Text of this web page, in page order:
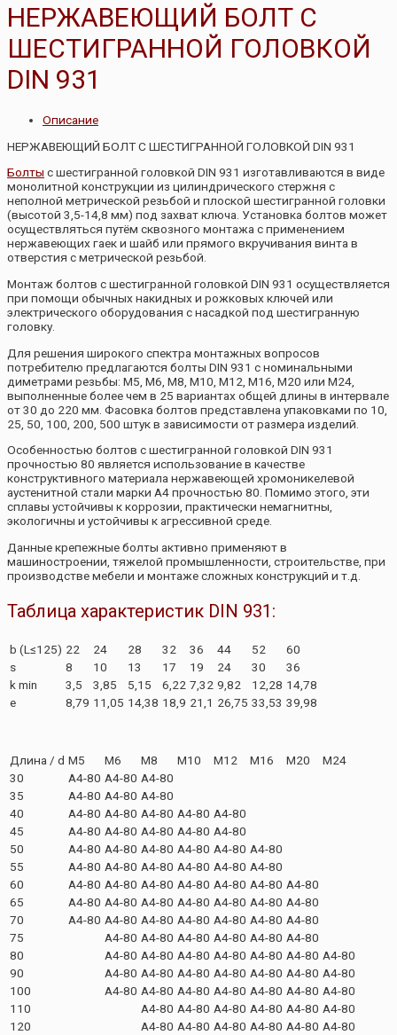
НЕРЖАВЕЮЩИЙ БОЛТ С
ШЕСТИГРАННОЙ ГОЛОВКОЙ
DIN 931
Описание
НЕРЖАВЕЮЩИЙ БОЛТ С ШЕСТИГРАННОЙ ГОЛОВКОЙ DIN 931
Болты с шестигранной головкой DIN 931 изготавливаются в виде
монолитной конструкции из цилиндрического стержня с
неполной метрической резьбой и плоской шестигранной головки
(высотой 3,5-14,8 мм) под захват ключа. Установка болтов может
осуществляться путём сквозного монтажа с применением
нержавеющих гаек и шайб или прямого вкручивания винта в
отверстия с метрической резьбой.
Монтаж болтов с шестигранной головкой DIN 931 осуществляется
при помощи обычных накидных и рожковых ключей или
электрического оборудования с насадкой под шестигранную
головку.
Для решения широкого спектра монтажных вопросов
потребителю предлагаются болты DIN 931 с номинальными
диметрами резьбы: М5, М6, М8, М10, М12, М16, М20 или М24,
выполненные более чем в 25 вариантах общей длины в интервале
от 30 до 220 мм. Фасовка болтов представлена упаковками по 10,
25, 50, 100, 200, 500 штук в зависимости от размера изделий.
Особенностью болтов с шестигранной головкой DIN 931
прочностью 80 является использование в качестве
конструктивного материала нержавеющей хромоникелевой
аустенитной стали марки А4 прочностью 80. Помимо этого, эти
сплавы устойчивы к коррозии, практически немагнитны,
экологичны и устойчивы к агрессивной среде.
Данные крепежные болты активно применяют в
машиностроении, тяжелой промышленности, строительстве, при
производстве мебели и монтаже сложных конструкций и т.д.
Таблица характеристик DIN 931:
b (L≤125) 22 24 28 32 36 44 52
60
s
8 10 13 17 19 24 30
36
k min
3,5 3,85 5,15 6,22 7,32 9,82 12,28 14,78
e
8,79 11,05 14,38 18,9 21,1 26,75 33,53 39,98
Длина / d M5 M6 M8 M10 M12 M16 M20
M24
30
A4-80 A4-80 A4-80
35
A4-80 A4-80 A4-80
40
A4-80 A4-80 A4-80 A4-80 A4-80
45
A4-80 A4-80 A4-80 A4-80 A4-80
50
A4-80 A4-80 A4-80 A4-80 A4-80 A4-80
55
A4-80 A4-80 A4-80 A4-80 A4-80 A4-80
60
A4-80 A4-80 A4-80 A4-80 A4-80 A4-80 A4-80
65
A4-80 A4-80 A4-80 A4-80 A4-80 A4-80 A4-80
70
A4-80 A4-80 A4-80 A4-80 A4-80 A4-80 A4-80
75
A4-80 A4-80 A4-80 A4-80 A4-80 A4-80
80
A4-80 A4-80 A4-80 A4-80 A4-80 A4-80 A4-80
90
A4-80 A4-80 A4-80 A4-80 A4-80 A4-80 A4-80
100
A4-80 A4-80 A4-80 A4-80 A4-80 A4-80 A4-80
110
A4-80 A4-80 A4-80 A4-80 A4-80 A4-80
120
A4-80 A4-80 A4-80 A4-80 A4-80 A4-80